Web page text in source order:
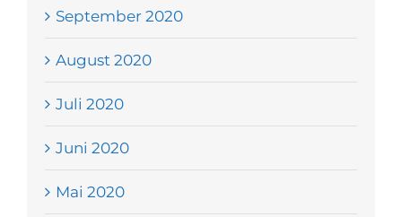
September 2020
August 2020
Juli 2020
Juni 2020
Mai 2020